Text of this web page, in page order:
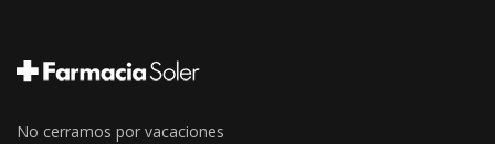
No cerramos por vacaciones